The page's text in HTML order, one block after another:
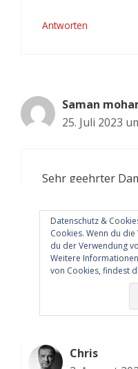
Antworten
Saman
25. Juli 2023
Sehr geehrter
Tochter leben in
Gefahr bitte
Mit freundlichen
S.Mohammdi
Chris
Datenschutz &
Cookies. Wenn du
du der Verwendung
Weitere
von Cookies, findest